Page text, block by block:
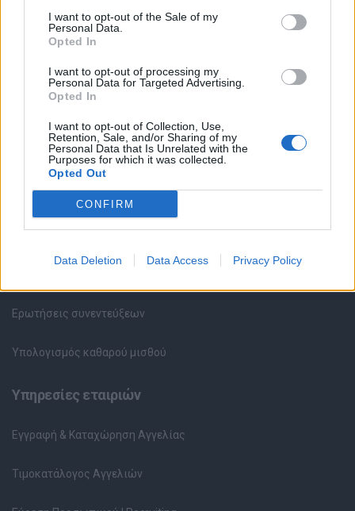
I want to opt-out of the Sale of my
Personal Data.
Opted In
I want to opt-out of processing my
Personal Data for Targeted Advertising.
Opted In
I want to opt-out of Collection, Use,
Retention, Sale, and/or Sharing of my
Personal Data that Is Unrelated with the
Purposes for which it was collected.
Opted Out
CONFIRM
Data Deletion Data Access Privacy Policy
Θέσεις Εργασίας ανά Εταιρεία
Κέντρο Βοήθειας
Καταχώρηση Online Βιογραφικού
Συμβουλές Καριέρας
HR corner
Ερωτήσεις συνεντεύξεων
Υπολογισμός καθαρού μισθού
Υπηρεσίες εταιριών
Εγγραφή & Καταχώρηση Αγγελίας
Τιμοκατάλογος Αγγελιών